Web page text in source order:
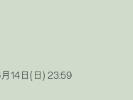
14日(日) 23:59